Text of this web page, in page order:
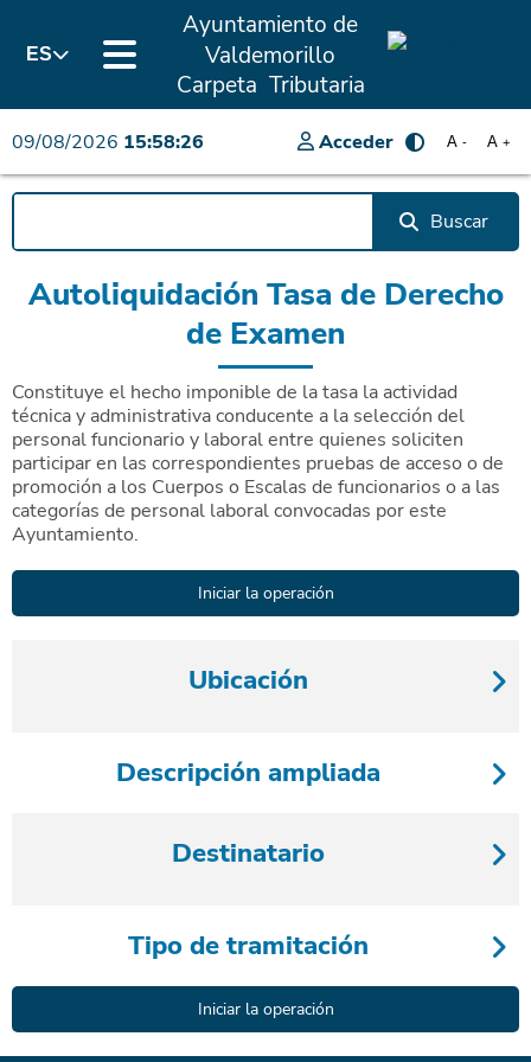
ES
Ayuntamiento de
Valdemorillo
Carpeta Tributaria
09/08/2026 15:58:26 Acceder A +
A -
Buscar
Autoliquidación Tasa de Derecho
de Examen
Constituye el hecho imponible de la tasa la actividad
técnica y administrativa conducente a la selección del
personal funcionario y laboral entre quienes soliciten
participar en las correspondientes pruebas de acceso o de
promoción a los Cuerpos o Escalas de funcionarios o a las
categorías de personal laboral convocadas por este
Ayuntamiento.
Ubicación
Descripción ampliada
Destinatario
Tipo de tramitación